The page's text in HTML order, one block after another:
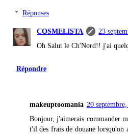
Réponses
COSMELISTA
23
Oh Salut le Ch'Nord!! j'ai
Répondre
makeuptoomania 20
Bonjour, j'aimerais commander
t'il des frais de douane lorsqu'on